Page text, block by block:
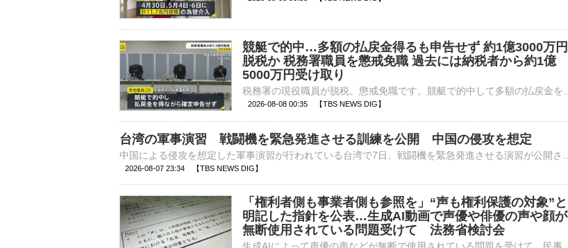
競艇で的中…多額の払戻金得るも申告せず 約1億3000万円
脱税か 税務署職員を懲戒免職 過去には納税者から約1億
5000万円受け取り
2026-08-08 00:35 【TBS NEWS DIG】
台湾の軍事演習 戦闘機を緊急発進させる訓練を公開 中国の侵攻を想定
2026-08-07 23:34 【TBS NEWS DIG】
「権利者側も事業者側も参照を」“声も権利保護の対象”と
明記した指針を公表…生成AI動画で声優や俳優の声や顔が
無断使用されている問題受けて 法務省検討会